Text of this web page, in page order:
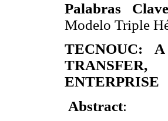
Palabras
Modelo Triple
TECNOUC:
ENTERPRISE
Abstract: